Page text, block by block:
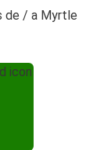
de / a Myrtle